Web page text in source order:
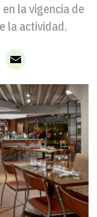
la vigencia de
la actividad.
Email